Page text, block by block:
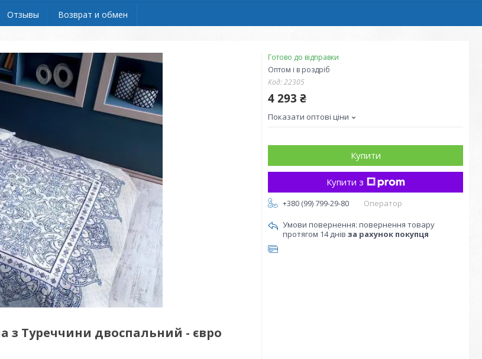
Отзывы Возврат и обмен
з Туреччини двоспальний - євро
Готово до відправки
Оптом і в роздріб
Код:22305
4 293 ₴
Показати оптові ціни
Купити
Купити з
+380 (99) 799-29-80
Оператор
повернення товару
протягом 14 днів за рахунок покупця